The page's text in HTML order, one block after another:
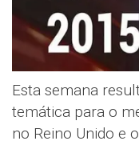
Esta semana
temática para o
no Reino Unido e